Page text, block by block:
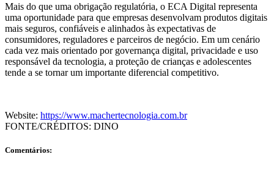
Mais do que uma obrigação regulatória, o ECA Digital representa
uma oportunidade para que empresas desenvolvam produtos digitais
mais seguros, confiáveis e alinhados às expectativas de
consumidores, reguladores e parceiros de negócio. Em um cenário
cada vez mais orientado por governança digital, privacidade e uso
responsável da tecnologia, a proteção de crianças e adolescentes
tende a se tornar um importante diferencial competitivo.
Website: https://www.machertecnologia.com.br
FONTE/CRÉDITOS: DINO
Comentários: